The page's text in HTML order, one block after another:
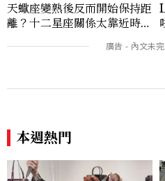
天蠍座變熟後反而開始保持距
離？十二星座關係太靠近時最
本週熱門